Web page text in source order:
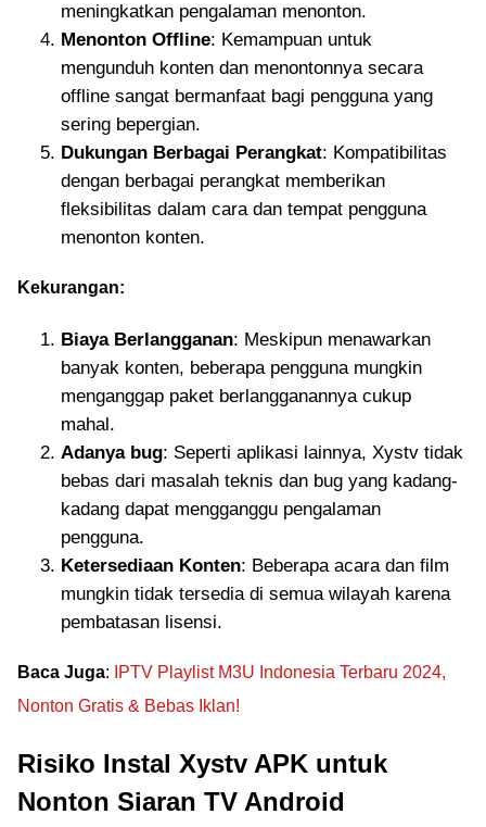
meningkatkan pengalaman menonton.
Menonton Offline: Kemampuan untuk
mengunduh konten dan menontonnya secara
offline sangat bermanfaat bagi pengguna yang
sering bepergian.
Dukungan Berbagai Perangkat: Kompatibilitas
dengan berbagai perangkat memberikan
fleksibilitas dalam cara dan tempat pengguna
menonton konten.
Kekurangan:
Biaya Berlangganan: Meskipun menawarkan
banyak konten, beberapa pengguna mungkin
menganggap paket berlangganannya cukup
mahal.
Adanya bug: Seperti aplikasi lainnya, Xystv tidak
bebas dari masalah teknis dan bug yang kadang-
kadang dapat mengganggu pengalaman
pengguna.
Ketersediaan Konten: Beberapa acara dan film
mungkin tidak tersedia di semua wilayah karena
pembatasan lisensi.
Baca Juga:
IPTV Playlist M3U Indonesia Terbaru 2024,
Nonton Gratis & Bebas Iklan!
Risiko Instal Xystv APK untuk
Nonton Siaran TV Android